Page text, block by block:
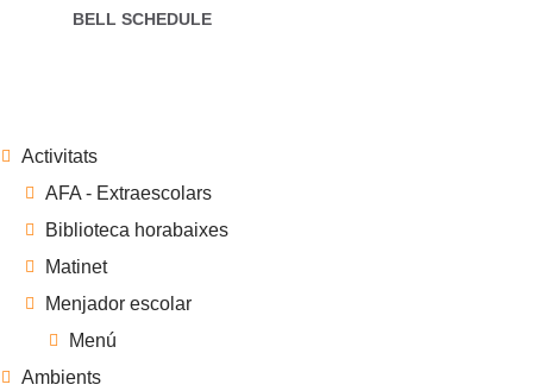
BELL SCHEDULE
Activitats
AFA - Extraescolars
Biblioteca horabaixes
Matinet
Menjador escolar
Menú
Ambients